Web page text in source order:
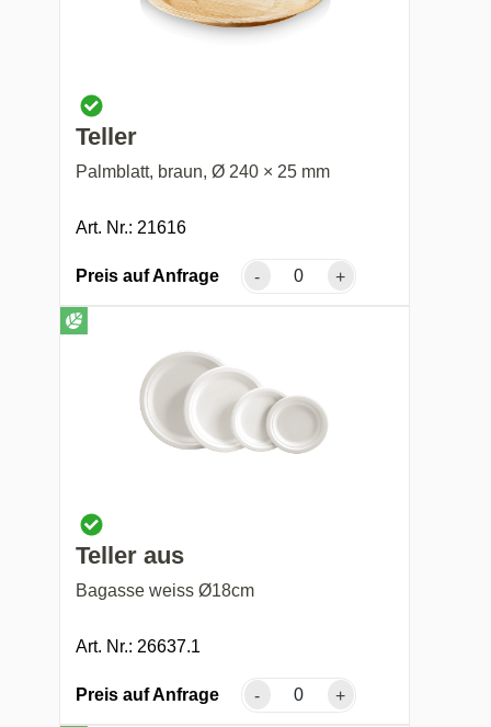
Teller
Palmblatt, braun, Ø 240 × 25 mm
Art. Nr.: 21616
Preis auf Anfrage - +
Teller aus
Bagasse weiss Ø18cm
Art. Nr.: 26637.1
Preis auf Anfrage - +